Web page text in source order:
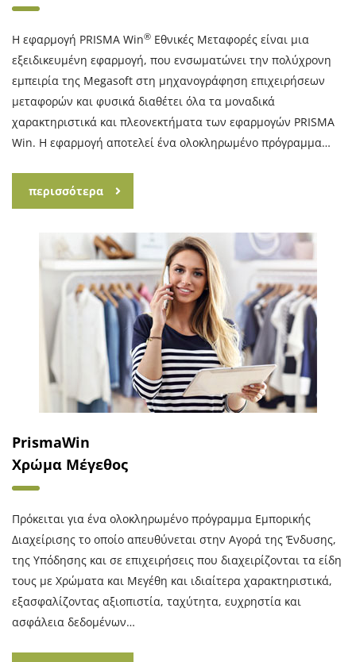
Η εφαρμογή PRISMA Win® Εθνικές Μεταφορές είναι μια
εξειδικευμένη εφαρμογή, που ενσωματώνει την πολύχρονη
εμπειρία της Megasoft στη μηχανογράφηση επιχειρήσεων
μεταφορών και φυσικά διαθέτει όλα τα μοναδικά
χαρακτηριστικά και πλεονεκτήματα των εφαρμογών PRISMA
Win. Η εφαρμογή αποτελεί ένα ολοκληρωμένο πρόγραμμα…
περισσότερα
PrismaWin
Χρώμα Μέγεθος
Πρόκειται για ένα ολοκληρωμένο πρόγραμμα Εμπορικής
Διαχείρισης το οποίο απευθύνεται στην Αγορά της Ένδυσης,
της Υπόδησης και σε επιχειρήσεις που διαχειρίζονται τα είδη
τους με Χρώματα και Μεγέθη και ιδιαίτερα χαρακτηριστικά,
εξασφαλίζοντας αξιοπιστία, ταχύτητα, ευχρηστία και
ασφάλεια δεδομένων…